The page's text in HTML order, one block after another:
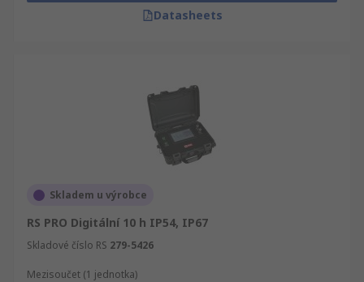
Datasheets
Skladem u výrobce
RS PRO Digitální 10 h IP54, IP67
Skladové číslo RS 279-5426
Mezisoučet (1 jednotka)